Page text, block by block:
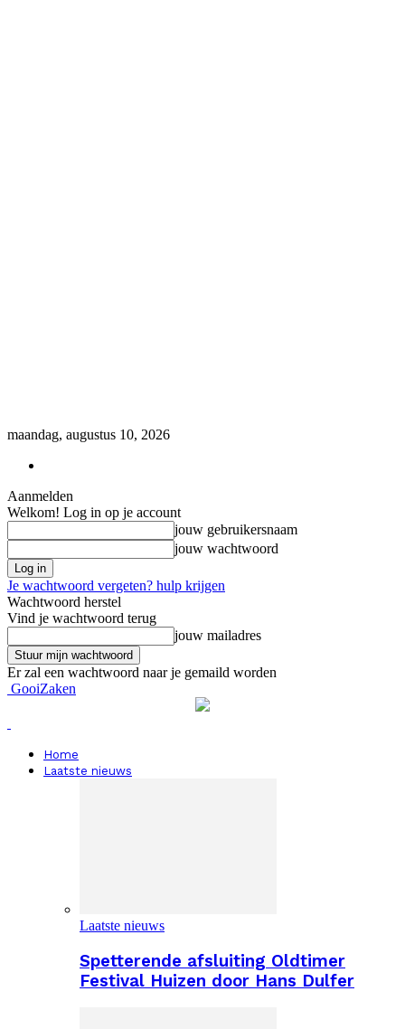
maandag, augustus 10, 2026
Aanmelden
Welkom! Log in op je account
jouw gebruikersnaam
jouw wachtwoord
Je wachtwoord vergeten? hulp krijgen
Wachtwoord herstel
Vind je wachtwoord terug
jouw mailadres
Er zal een wachtwoord naar je gemaild worden
GooiZaken
Home
Laatste nieuws
Laatste nieuws
Spetterende afsluiting Oldtimer
Festival Huizen door Hans Dulfer